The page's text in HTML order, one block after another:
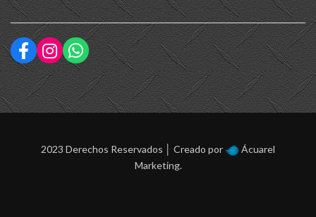
2023 Derechos Reservados │ Creado por
Ácuarel
Marketing.